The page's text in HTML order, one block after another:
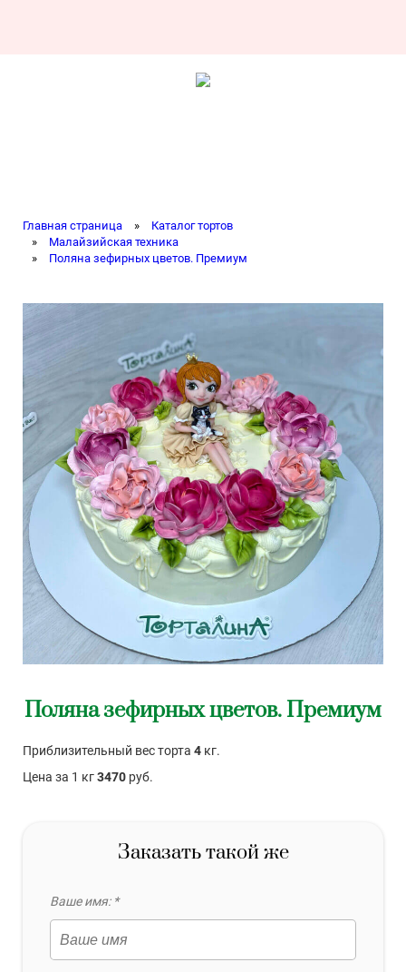
Главная страница »
Каталог тортов
»
Малайзийская техника
»
Поляна зефирных цветов. Премиум
Поляна зефирных цветов. Премиум
Приблизительный вес торта 4 кг.
Цена за 1 кг3470 руб.
Заказать такой же
Ваше имя: *